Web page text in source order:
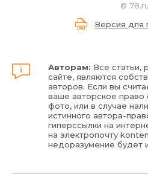
© 78.ru
Версия для
Авторам: Все статьи,
сайте, являются
авторов. Если вы
ваше авторское право
фото, или в случае
истинного автора-
гиперссылки на
на электропочту
недоразумение будет